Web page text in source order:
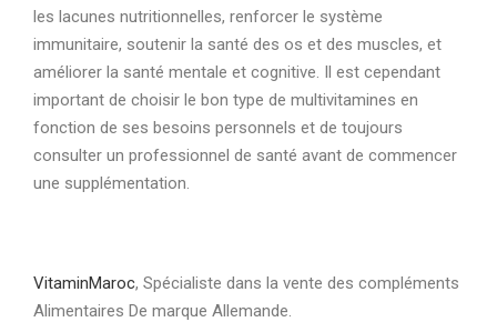
les lacunes nutritionnelles, renforcer le système
immunitaire, soutenir la santé des os et des muscles, et
améliorer la santé mentale et cognitive. Il est cependant
important de choisir le bon type de multivitamines en
fonction de ses besoins personnels et de toujours
consulter un professionnel de santé avant de commencer
une supplémentation.
VitaminMaroc, Spécialiste dans la vente des compléments
Alimentaires De marque Allemande.